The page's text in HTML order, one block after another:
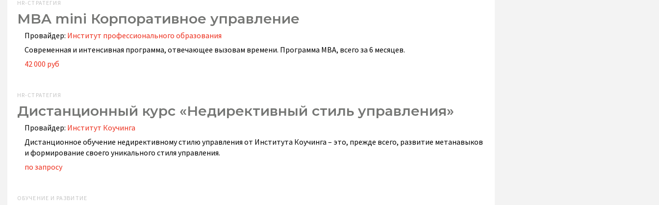
HR-СТРАТЕГИЯ
MBA mini Корпоративное управление
Провайдер: Институт профессионального образования
Современная и интенсивная программа, отвечающее вызовам времени. Программа MBA, всего за 6 месяцев.
42 000 руб
HR-СТРАТЕГИЯ
Дистанционный курс «Недирективный стиль управления»
Провайдер: Институт Коучинга
Дистанционное обучение недирективному стилю управления от Института Коучинга – это, прежде всего, развитие метанавыков
и формирование своего уникального стиля управления.
по запросу
ОБУЧЕНИЕ И РАЗВИТИЕ